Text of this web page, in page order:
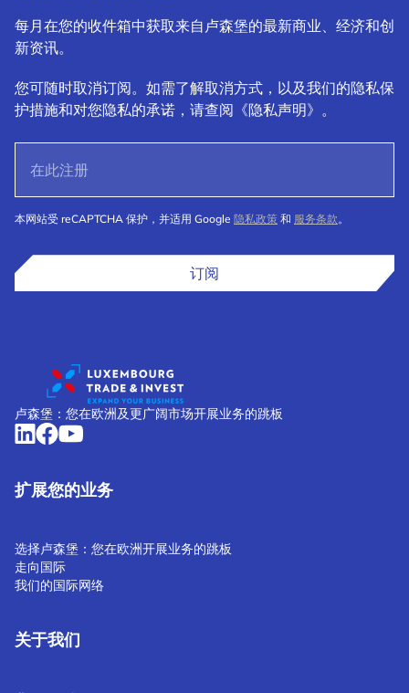
每月在您的收件箱中获取来自卢森堡的最新商业、经济和创
新资讯。
您可随时取消订阅。如需了解取消方式，以及我们的隐私保
护措施和对您隐私的承诺，请查阅《隐私声明》。
本网站受 reCAPTCHA 保护，并适用 Google 隐私政策 和 服务条款。
订阅
卢森堡：您在欧洲及更广阔市场开展业务的跳板
扩展您的业务
选择卢森堡：您在欧洲开展业务的跳板
走向国际
我们的国际网络
关于我们